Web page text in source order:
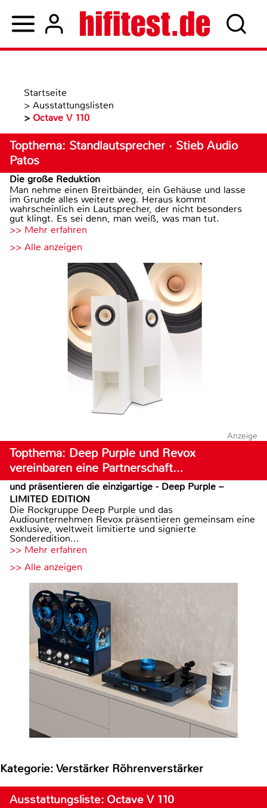
Startseite
> Ausstattungslisten
> Octave V 110
Topthema: Standlautsprecher · Stieb Audio
Patos
Die große Reduktion
Man nehme einen Breitbänder, ein Gehäuse und lasse
im Grunde alles weitere weg. Heraus kommt
wahrscheinlich ein Lautsprecher, der nicht besonders
gut klingt. Es sei denn, man weiß, was man tut.
>> Mehr erfahren
>> Alle anzeigen
Anzeige
Topthema: Deep Purple und Revox
vereinbaren eine Partnerschaft…
und präsentieren die einzigartige - Deep Purple –
LIMITED EDITION
Die Rockgruppe Deep Purple und das
Audiounternehmen Revox präsentieren gemeinsam eine
exklusive, weltweit limitierte und signierte
Sonderedition...
>> Mehr erfahren
>> Alle anzeigen
Kategorie: Verstärker Röhrenverstärker
Ausstattungsliste: Octave V 110